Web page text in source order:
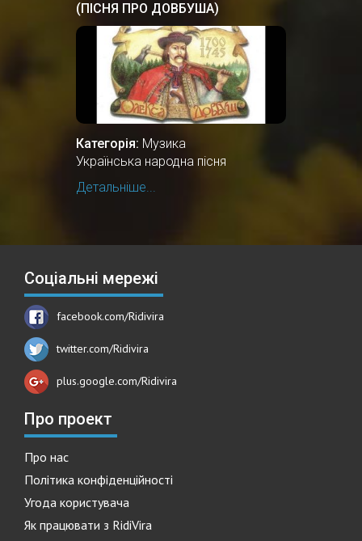
(ПІСНЯ ПРО ДОВБУША)
Категорія: Музика
Українська народна пісня
Детальніше...
Соціальні мережі
facebook.com/Ridivira
twitter.com/Ridivira
plus.google.com/Ridivira
Про проект
Про нас
Політика конфіденційності
Угода користувача
Як працювати з RidiVira